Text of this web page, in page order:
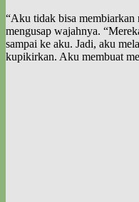
“Aku tidak bisa membiarkan
mengusap wajahnya.
sampai ke aku. Jadi, aku
kupikirkan. Aku membuat